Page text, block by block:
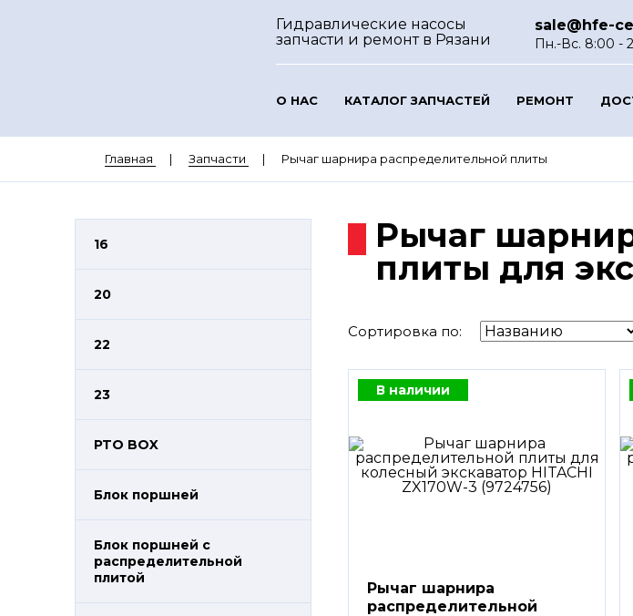
Гидравлические насосы
запчасти и ремонт в Рязани
sale@hfe-
Пн.-Вс. 8:00 -
О НАС КАТАЛОГ ЗАПЧАСТЕЙ РЕМОНТ
Главная Запчасти Рычаг шарнира распределительной плиты
16
20
22
23
PTO BOX
Блок поршней
Блок поршней c
распределительной
плитой
Рычаг
плиты для
Сортировка по:
В наличии
Рычаг шарнира
распределительной